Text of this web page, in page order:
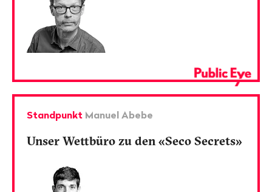
Standpunkt Manuel Abebe
Unser Wettbüro zu den «Seco Secrets»